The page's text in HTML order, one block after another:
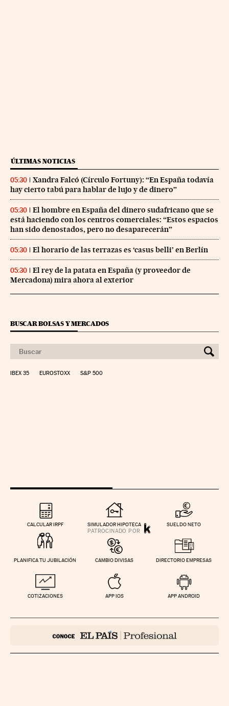
ÚLTIMAS NOTICIAS
05:30
Xandra Falcó (Círculo Fortuny): “En España todavía
hay cierto tabú para hablar de lujo y de dinero”
05:30
El hombre en España del dinero sudafricano que se
está haciendo con los centros comerciales: “Estos espacios
han sido denostados, pero no desaparecerán”
05:30 El horario de las terrazas es ‘casus belli’ en Berlín
05:30
El rey de la patata en España (y proveedor de
Mercadona) mira ahora al exterior
BUSCAR BOLSAS Y MERCADOS
IBEX 35 EUROSTOXX S&P 500
CALCULAR IRPF SIMULADOR HIPOTECA SUELDO NETO
PLANIFICA TU JUBILACIÓN CAMBIO DIVISAS DIRECTORIO EMPRESAS
COTIZACIONES APP IOS APP ANDROID